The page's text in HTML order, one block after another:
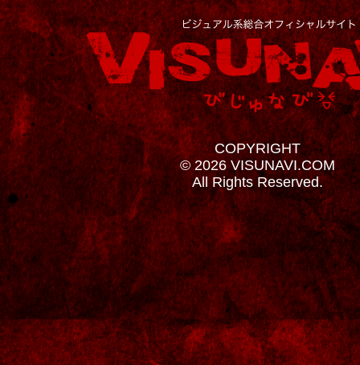
COPYRIGHT
© 2026 VISUNAVI.COM
All Rights Reserved.